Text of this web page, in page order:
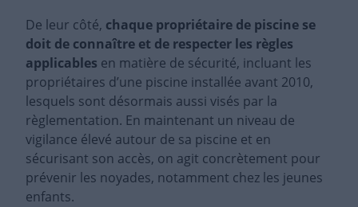
De leur côté, chaque propriétaire de piscine se
doit de connaître et de respecter les règles
applicables en matière de sécurité, incluant les
propriétaires d’une piscine installée avant 2010,
lesquels sont désormais aussi visés par la
règlementation. En maintenant un niveau de
vigilance élevé autour de sa piscine et en
sécurisant son accès, on agit concrètement pour
prévenir les noyades, notamment chez les jeunes
enfants.